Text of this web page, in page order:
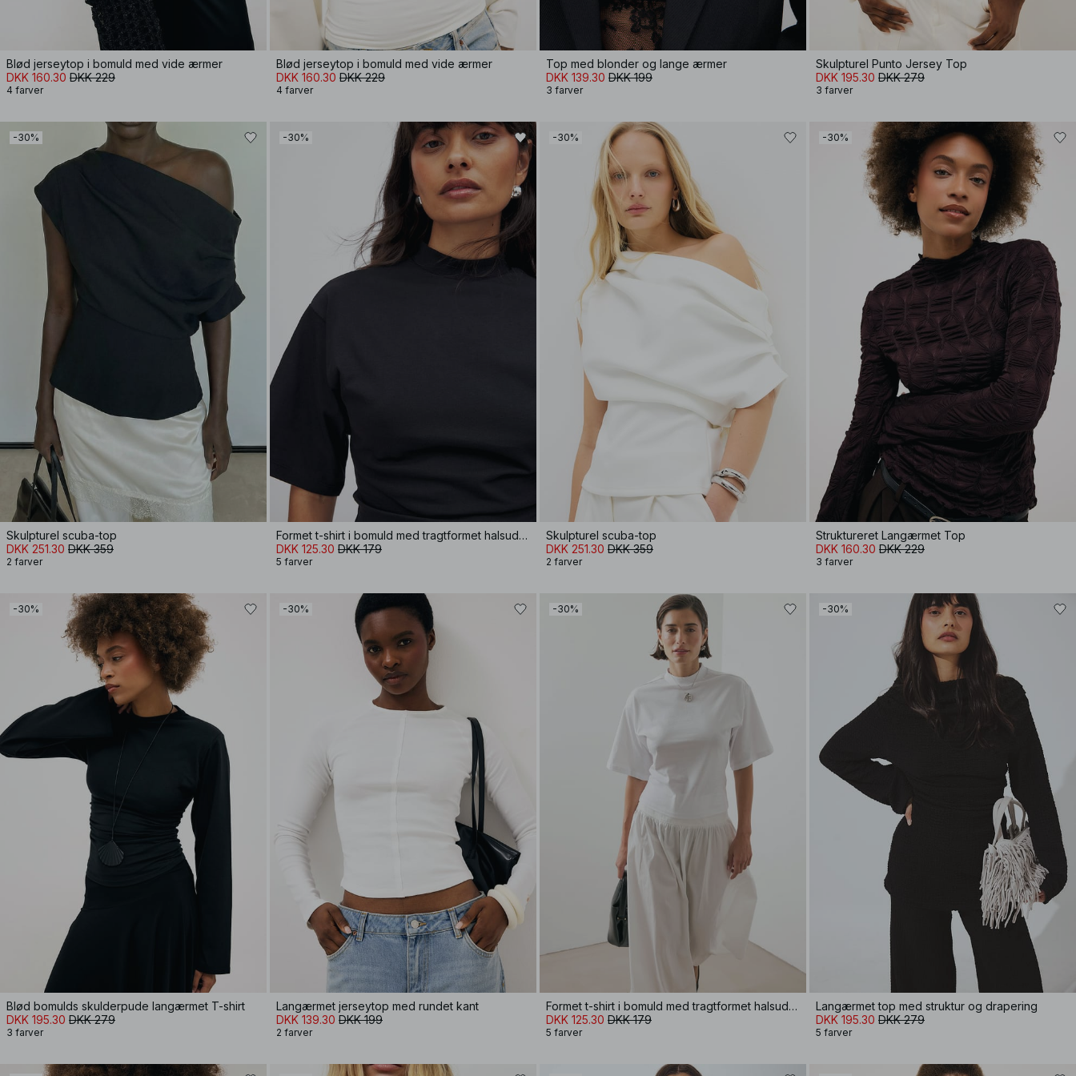
Blød jerseytop i bomuld med vide ærmer
DKK 160.30 DKK 229
4 farver
Blød jerseytop i bomuld med vide ærmer
DKK 160.30 DKK 229
4 farver
Top med blonder og lange ærmer
DKK 139.30 DKK 199
3 farver
Skulpturel Punto Jersey Top
DKK 195.30 DKK 279
3 farver
-30%
Skulpturel scuba-top
DKK 251.30 DKK 359
2 farver
-30%
Formet t-shirt i bomuld med tragtformet halsudskæring
DKK 125.30 DKK 179
5 farver
-30%
Skulpturel scuba-top
DKK 251.30 DKK 359
2 farver
-30%
Struktureret Langærmet Top
DKK 160.30 DKK 229
3 farver
-30%
Blød bomulds skulderpude langærmet T-shirt
DKK 195.30 DKK 279
3 farver
-30%
Langærmet jerseytop med rundet kant
DKK 139.30 DKK 199
2 farver
-30%
Formet t-shirt i bomuld med tragtformet halsudskæring
DKK 125.30 DKK 179
5 farver
-30%
Langærmet top med struktur og drapering
DKK 195.30 DKK 279
5 farver